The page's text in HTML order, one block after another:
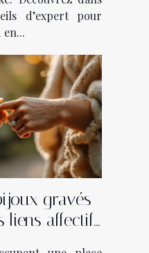
d’expert pour
gravés
liens affectifs